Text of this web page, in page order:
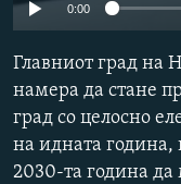
0:00
Главниот град на
намера да стане
град со целосно
на идната година,
2030-та година да